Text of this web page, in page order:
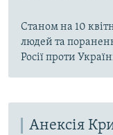
Станом на 10
людей та
Росії проти
Анексія